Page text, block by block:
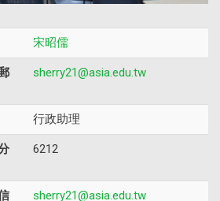
宋昭儒
sherry21@asia.edu.tw
行政助理
6212
sherry21@asia.edu.tw